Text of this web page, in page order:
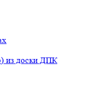
из доски ДПК